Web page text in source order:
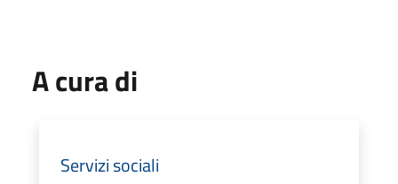
A cura di
Servizi sociali